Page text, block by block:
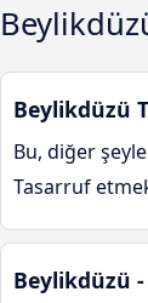
Beylikdüzü
Bu, diğer
Tasarruf
Beylikdüzü